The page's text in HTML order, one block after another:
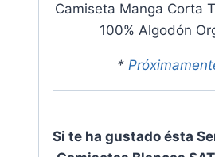
Camiseta Manga Corta
100% Algodón
*
Si te ha gustado ésta